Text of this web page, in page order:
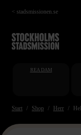
Hoppa
till
< stadsmissionen.se
REA DAM
Start Shop Herr